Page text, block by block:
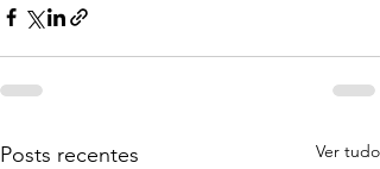
Posts recentes Ver tudo